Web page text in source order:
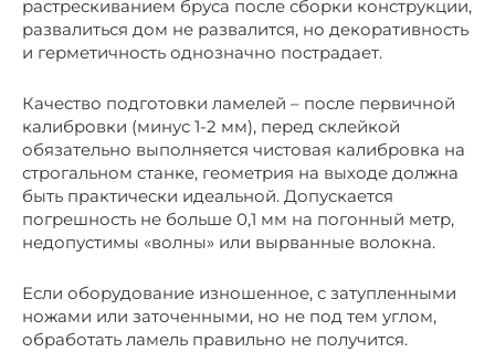
растрескиванием бруса после сборки конструкции,
развалиться дом не развалится, но декоративность
и герметичность однозначно пострадает.
Качество подготовки ламелей – после первичной
калибровки (минус 1-2 мм), перед склейкой
обязательно выполняется чистовая калибровка на
строгальном станке, геометрия на выходе должна
быть практически идеальной. Допускается
погрешность не больше 0,1 мм на погонный метр,
недопустимы «волны» или вырванные волокна.
Если оборудование изношенное, с затупленными
ножами или заточенными, но не под тем углом,
обработать ламель правильно не получится.